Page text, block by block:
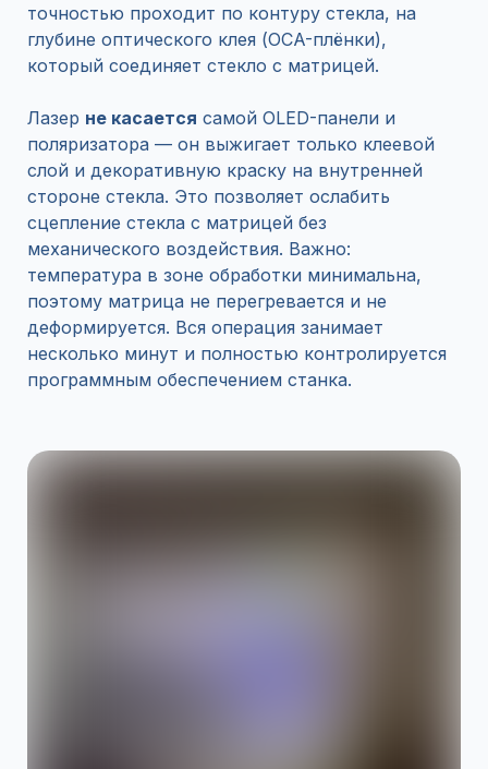
точностью проходит по контуру стекла, на
глубине оптического клея (OCA-плёнки),
который соединяет стекло с матрицей.
Лазер не касается самой OLED-панели и
поляризатора — он выжигает только клеевой
слой и декоративную краску на внутренней
стороне стекла. Это позволяет ослабить
сцепление стекла с матрицей без
механического воздействия. Важно:
температура в зоне обработки минимальна,
поэтому матрица не перегревается и не
деформируется. Вся операция занимает
несколько минут и полностью контролируется
программным обеспечением станка.